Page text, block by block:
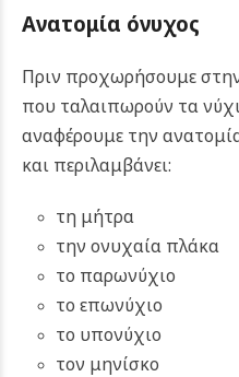
Ανατομία όνυχος
Πριν προχωρήσουμε
που ταλαιπωρούν τα
αναφέρουμε την
και περιλαμβάνει:
τη μήτρα
την ονυχαία πλάκα
το παρωνύχιο
το επωνύχιο
το υπονύχιο
τον μηνίσκο